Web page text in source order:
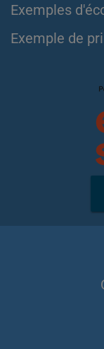
Exemples
Exemple de